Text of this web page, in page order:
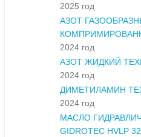
2025 год
АЗОТ
2024 год
АЗОТ ЖИДКИЙ
2024 год
ДИМЕТИЛАМИН
2024 год
МАСЛО
GIDROTEC HVLP 32